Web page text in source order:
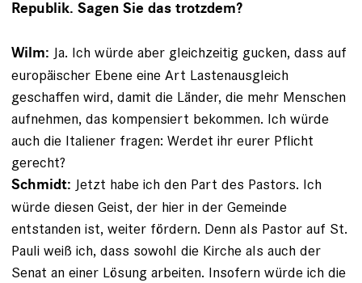
Republik. Sagen Sie das trotzdem?
Wilm: Ja. Ich würde aber gleichzeitig gucken, dass auf
europäischer Ebene eine Art Lastenausgleich
geschaffen wird, damit die Länder, die mehr Menschen
aufnehmen, das kompensiert bekommen. Ich würde
auch die Italiener fragen: Werdet ihr eurer Pflicht
gerecht?
Schmidt: Jetzt habe ich den Part des Pastors. Ich
würde diesen Geist, der hier in der Gemeinde
entstanden ist, weiter fördern. Denn als Pastor auf St.
Pauli weiß ich, dass sowohl die Kirche als auch der
Senat an einer Lösung arbeiten. Insofern würde ich die